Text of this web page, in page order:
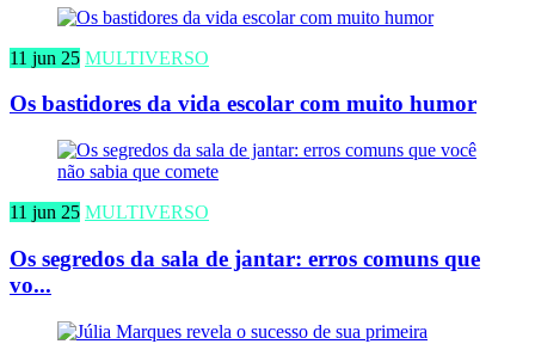
11 jun 25 MULTIVERSO
Os bastidores da vida escolar com muito humor
11 jun 25 MULTIVERSO
Os segredos da sala de jantar: erros comuns que
vo...